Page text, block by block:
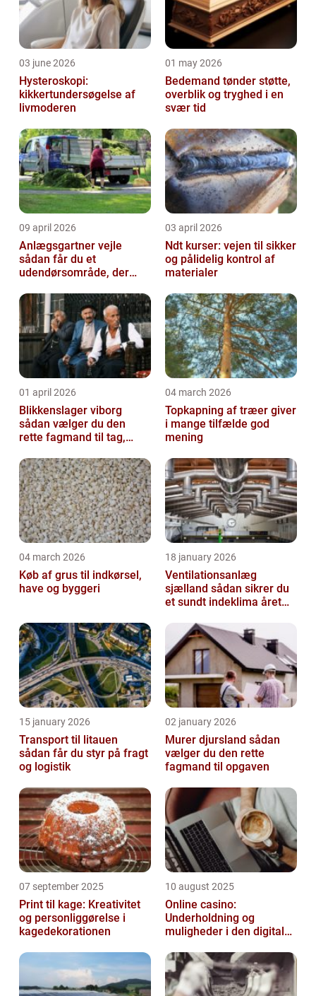
03 june 2026
Hysteroskopi:
kikkertundersøgelse af
livmoderen
01 may 2026
Bedemand tønder støtte,
overblik og tryghed i en
svær tid
09 april 2026
Anlægsgartner vejle
sådan får du et
udendørsområde, der
03 april 2026
Ndt kurser: vejen til sikker
og pålidelig kontrol af
materialer
01 april 2026
Blikkenslager viborg
sådan vælger du den
rette fagmand til tag,
04 march 2026
Topkapning af træer giver
i mange tilfælde god
mening
04 march 2026
Køb af grus til indkørsel,
have og byggeri
18 january 2026
Ventilationsanlæg
sjælland sådan sikrer du
et sundt indeklima året
15 january 2026
Transport til litauen
sådan får du styr på fragt
og logistik
02 january 2026
Murer djursland sådan
vælger du den rette
fagmand til opgaven
07 september 2025
Print til kage: Kreativitet
og personliggørelse i
kagedekorationen
10 august 2025
Online casino:
Underholdning og
muligheder i den digitale